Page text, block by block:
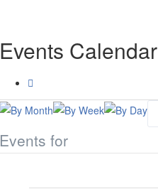
Events Calendar
Events for